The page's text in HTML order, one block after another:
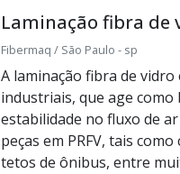
Laminação fibra de
Fibermaq / São Paulo - sp
A laminação fibra de
industriais, que age
estabilidade no fluxo de
peças em PRFV, tais
tetos de ônibus, entre